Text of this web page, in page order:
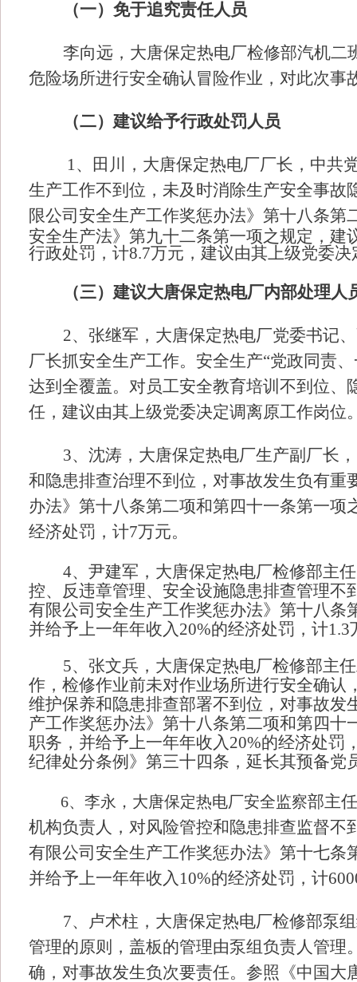
（一）免于追究责任人员
李向远，大唐保定热电厂检修部汽机
危险场所进行安全确认冒险作业，对此次
（二）建议给予行政处罚人员
1、田川，大唐保定热电厂厂长，中共
生产工作不到位，未及时消除生产安全事
限公司安全生产工作奖惩办法》第十八条
安全生产法》第九十二条第一项之规定，建
行政处罚，计8.7万元，建议由其上级党委
（三）建议大唐保定热电厂内部处理人
2、 张继军，大唐保定热电厂党委书记
厂长抓安全生产工作。安全生产“党政同责
达到全覆盖。 对员工安全教育培训不到位、
任，建议由其上级党委决定调离原工作岗位
3、沈涛，大唐保定热电厂生产副厂长
和隐患排查治理不到位，对事故发生负有
办法》第十八条第二项和第四十一条第一
经济处罚，计7万元。
4、尹建军，大唐保定热电厂检修部主
控、反违章管理、安全设施隐患排查管理
有限公司安全生产工作奖惩办法》第十八
并给予上一年年收入20%的经济处罚，计
5、张文兵，大唐保定热电厂检修部主
作，检修作业前未对作业场所进行安全确
维护保养和隐患排查部署不到位，对事故
产工作奖惩办法》第十八条第二项和第四
职务，并给予上一年年收入20%的经济处罚
纪律处分条例》第三十四条，延长其预备党
6、李永，大唐保定热电厂安全监察部主
机构负责人，对风险管控和隐患排查监督
有限公司安全生产工作奖惩办法》第十七
并给予上一年年收入 10%的经济处罚，计
7、卢术柱，大唐保定热电厂检修部泵
管理的原则，盖板的管理由泵组负责人管
确，对事故发生负次要责任。参照《中国